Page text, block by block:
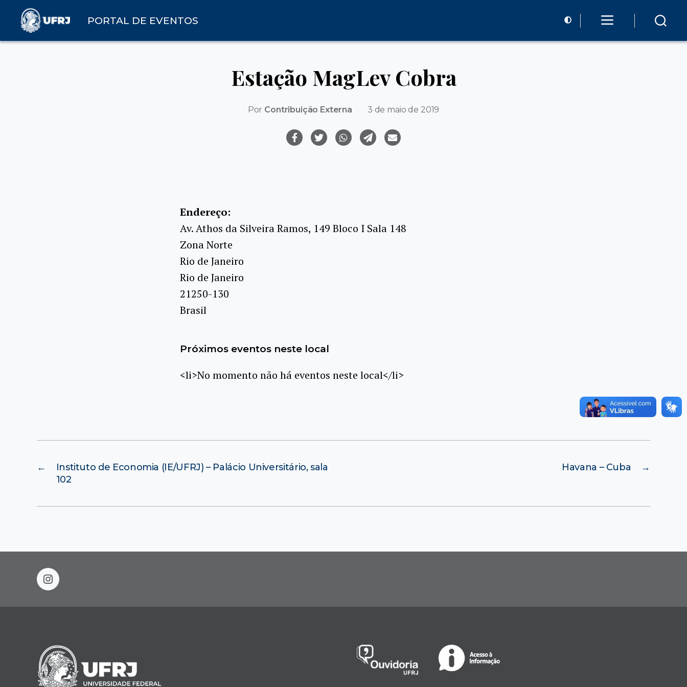
PORTAL DE EVENTOS
Estação MagLev Cobra
Por Contribuição Externa 3 de maio de 2019
Endereço:
Av. Athos da Silveira Ramos, 149 Bloco I Sala 148
Zona Norte
Rio de Janeiro
Rio de Janeiro
21250-130
Brasil
Próximos eventos neste local
<li>No momento não há eventos neste local</li>
←
Instituto de Economia (IE/UFRJ) – Palácio Universitário, sala
102
→
Havana – Cuba
instagram